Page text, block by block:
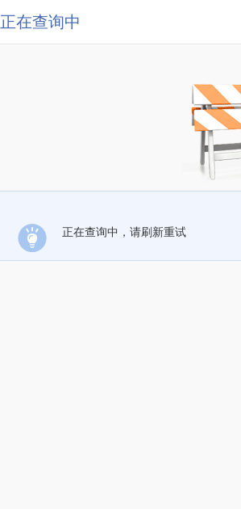
正在查询中
正在查询中，请刷新重试